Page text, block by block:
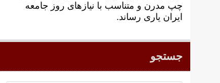
چپ مدرن و متناسب با نيازهای روز جامعه
ايران ياری رساند.
جستجو